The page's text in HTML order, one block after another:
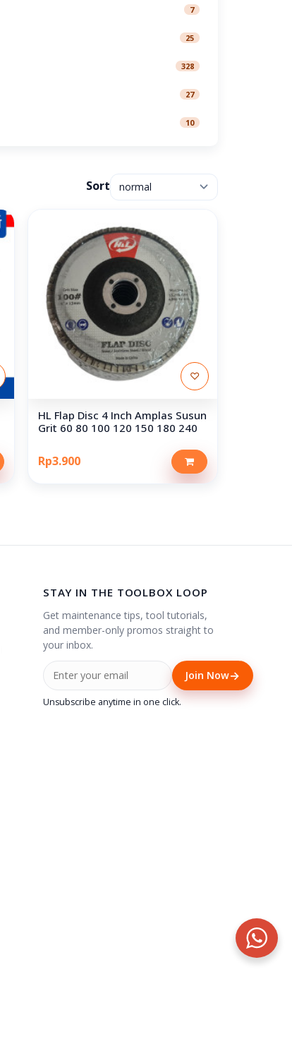
7
25
328
27
10
Sort
♡
HL Flap Disc 4 Inch Amplas Susun
Grit 60 80 100 120 150 180 240
Rp3.900
STAY IN THE TOOLBOX LOOP
Get maintenance tips, tool tutorials,
and member-only promos straight to
your inbox.
Join Now→
Unsubscribe anytime in one click.